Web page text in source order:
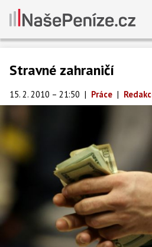
Stravné zahraničí
15. 2. 2010 – 21:50 | Práce |